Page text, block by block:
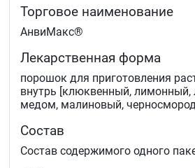
Торговое наименование
АнвиМакс®
Лекарственная форма
порошок для приготовления
внутрь [клюквенный,
медом, малиновый,
Состав
Состав содержимого одного